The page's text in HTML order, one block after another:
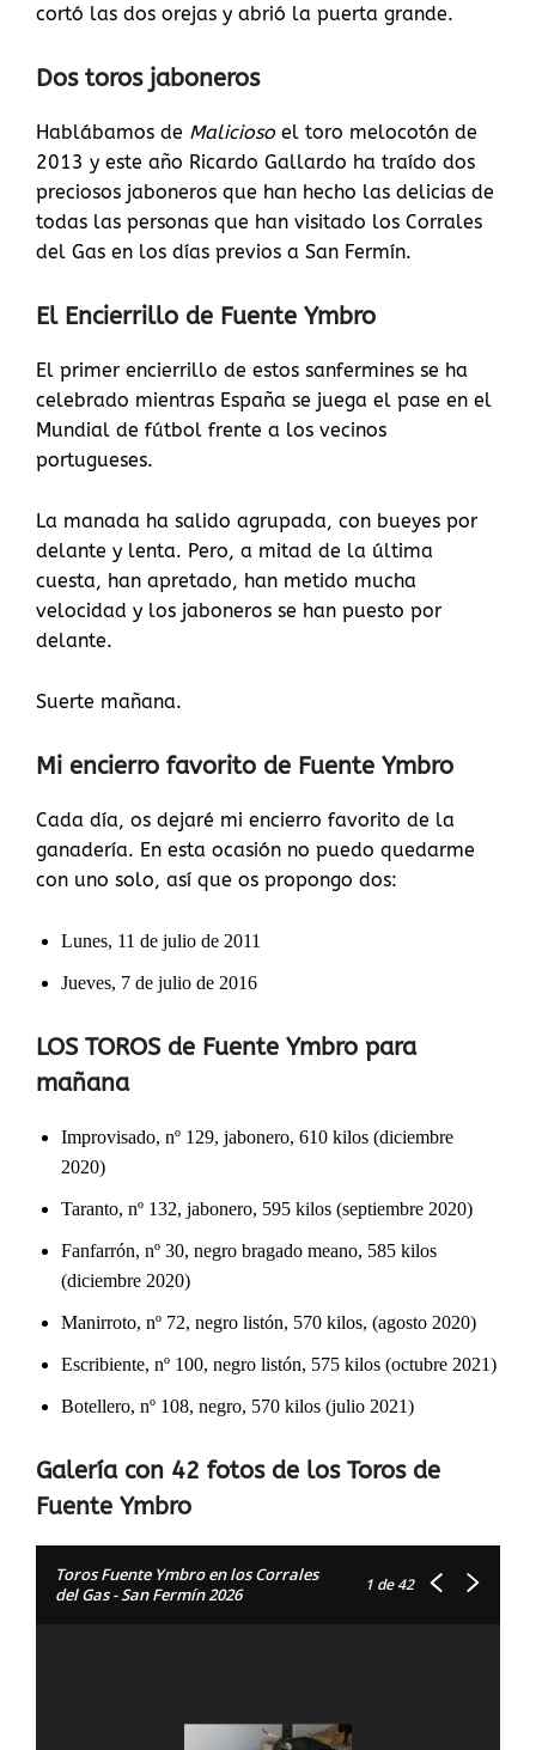
cortó las dos orejas y abrió la puerta grande.
Dos torosjaboneros
Hablábamos de Maliciosoel toro melocotón de
2013 y este año Ricardo Gallardo ha traído dos
preciosos jaboneros que han hecho las delicias de
todas las personas que han visitado los Corrales
del Gas en los días previos a San Fermín.
El Encierrillo de Fuente Ymbro
El primer encierrillo de estos sanfermines se ha
celebrado mientras España se juega el pase en el
Mundial de fútbol frente a los vecinos
portugueses.
La manada ha salido agrupada, con bueyes por
delante y lenta. Pero, a mitad de la última
cuesta, han apretado, han metido mucha
velocidad y los jaboneros se han puesto por
delante.
Suerte mañana.
Mi encierro favorito de Fuente Ymbro
Cada día, os dejaré mi encierro favorito de la
ganadería. En esta ocasión no puedo quedarme
con uno solo, así que os propongo dos:
Lunes, 11 de julio de 2011
Jueves, 7 de julio de 2016
LOS TOROS de Fuente Ymbro para
mañana
Improvisado, nº 129, jabonero, 610 kilos (diciembre
2020)
Taranto, nº 132, jabonero, 595 kilos (septiembre 2020)
Fanfarrón, nº 30, negro bragado meano, 585 kilos
(diciembre 2020)
Manirroto, nº 72, negro listón, 570 kilos, (agosto 2020)
Escribiente, nº 100, negro listón, 575 kilos (octubre 2021)
Botellero, nº 108, negro, 570 kilos (julio 2021)
Galería con 42 fotos de los Toros de
Fuente Ymbro
Toros Fuente Ymbro en los Corrales
del Gas - San Fermín 2026
1 de 42